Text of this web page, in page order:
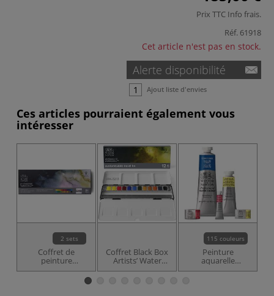
Prix TTC Info frais.
Réf. 61918
Cet article n'est pas en stock.
Alerte disponibilité
Ajout liste d'envies
Ces articles pourraient également vous
intéresser
2 sets
Coffret de
peinture
aquarelle
Water Colour de
Coffret Black Box
Artists’ Water
Colour Winsor &
115 couleurs
Peinture
aquarelle
Professional